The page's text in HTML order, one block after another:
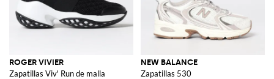
ROGER VIVIER
Zapatillas Viv' Run de malla
NEW BALANCE
Zapatillas 530